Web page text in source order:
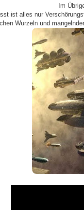
Im
ist alles nur
Wurzeln und